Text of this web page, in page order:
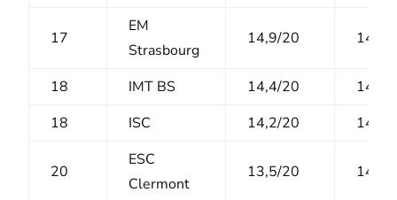
17
EM
Strasbourg
14,9/20 14/20
18 IMT BS 14,4/20
14,5/
18
ISC 14,2/20 14,4/
20
ESC
Clermont
13,5/20 14,3/